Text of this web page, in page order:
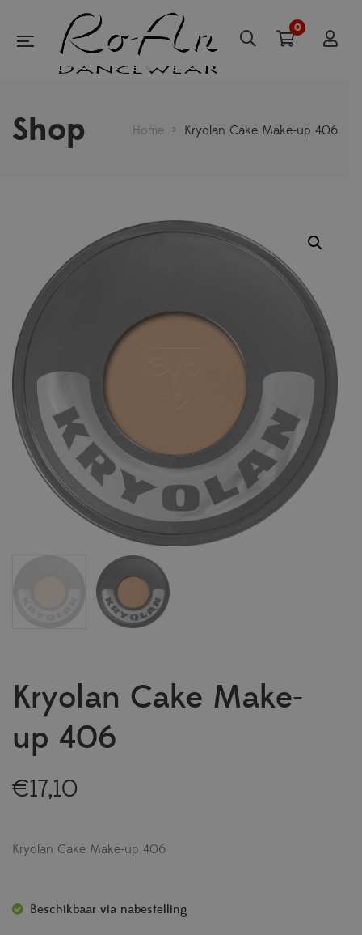
0
Shop Home > Kryolan Cake Make-up 406
Kryolan Cake Make-
up 406
€17,10
Kryolan Cake Make-up 406
Beschikbaar via nabestelling